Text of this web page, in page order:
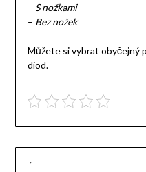
– S nožkami
– Bez nožek
Můžete si vybrat obyčejný
diod.